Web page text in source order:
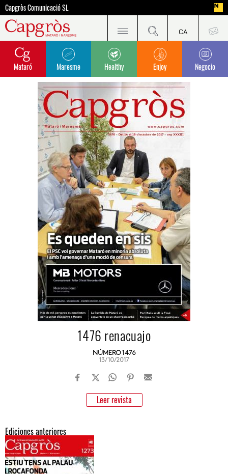
Capgròs Comunicació SL
Mataró Maresme Healthy Enjoy Negocio
1476 renacuajo
NÚMERO 1476
13/10/2017
Leer revista
Ediciones anteriores